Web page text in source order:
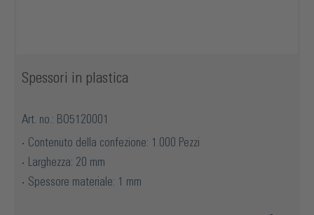
Spessori in plastica
Art. no.: BO5120001
Contenuto della confezione: 1.000 Pezzi
Larghezza: 20 mm
Spessore materiale: 1 mm